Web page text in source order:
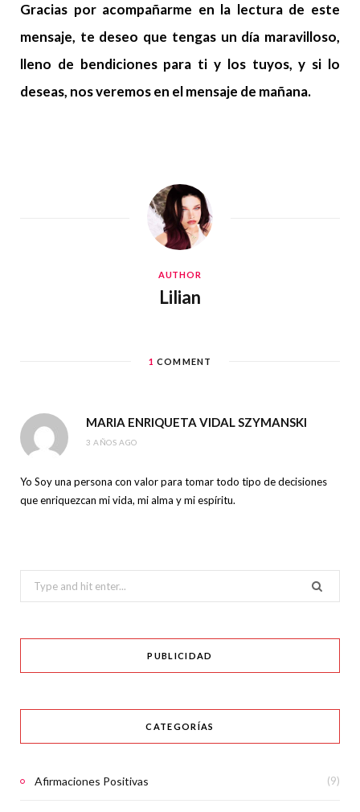
Gracias por acompañarme en la lectura de este
mensaje, te deseo que tengas un día maravilloso,
lleno de bendiciones para ti y los tuyos, y si lo
deseas, nos veremos en el mensaje de mañana.
AUTHOR
Lilian
1 COMMENT
MARIA ENRIQUETA VIDAL SZYMANSKI
3 AÑOS AGO
Yo Soy una persona con valor para tomar todo tipo de decisiones
que enriquezcan mi vida, mi alma y mi espíritu.
Search
for:
PUBLICIDAD
CATEGORÍAS
Afirmaciones Positivas (9)